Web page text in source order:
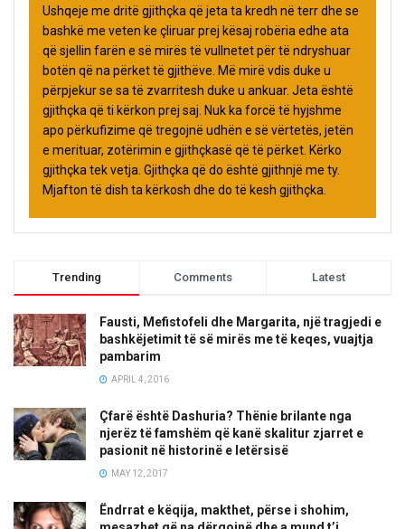
Ushqeje me dritë gjithçka që jeta ta kredh në terr dhe se
bashkë me veten ke çliruar prej kësaj robëria edhe ata
që sjellin farën e së mirës të vullnetet për të ndryshuar
botën që na përket të gjithëve. Më mirë vdis duke u
përpjekur se sa të zvarritesh duke u ankuar. Jeta është
gjithçka që ti kërkon prej saj. Nuk ka forcë të hyjshme
apo përkufizime që tregojnë udhën e së vërtetës, jetën
e merituar, zotërimin e gjithçkasë që të përket. Kërko
gjithçka tek vetja. Gjithçka që do është gjithnjë me ty.
Mjafton të dish ta kërkosh dhe do të kesh gjithçka.
Trending Comments Latest
Fausti, Mefistofeli dhe Margarita, një tragjedi e
bashkëjetimit të së mirës me të keqes, vuajtja
pambarim
APRIL 4, 2016
Çfarë është Dashuria? Thënie brilante nga
njerëz të famshëm që kanë skalitur zjarret e
pasionit në historinë e letërsisë
MAY 12, 2017
Ëndrrat e këqija, makthet, përse i shohim,